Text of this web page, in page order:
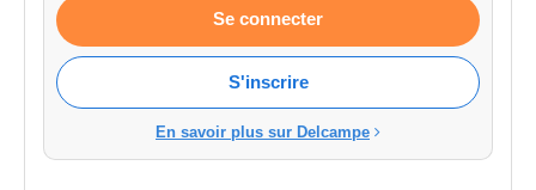
Se connecter
S'inscrire
En savoir plus sur Delcampe